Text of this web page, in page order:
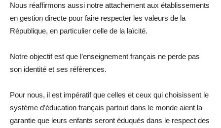
Nous réaffirmons aussi notre attachement aux établissements
en gestion directe pour faire respecter les valeurs de la
République, en particulier celle de la laïcité.
Notre objectif est que l’enseignement français ne perde pas
son identité et ses références.
Pour nous, il est impératif que celles et ceux qui choisissent le
système d’éducation français partout dans le monde aient la
garantie que leurs enfants seront éduqués dans le respect des